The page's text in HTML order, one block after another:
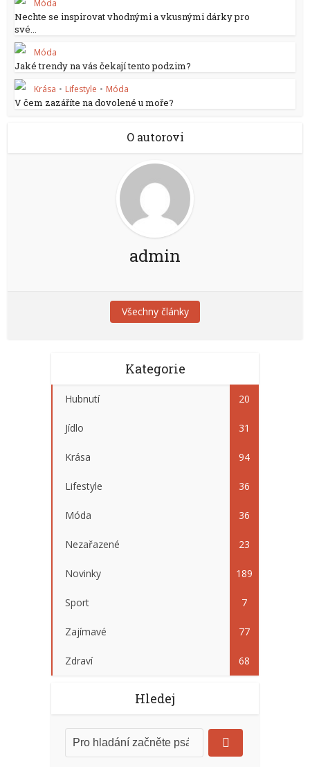
Móda
Nechte se inspirovat vhodnými a vkusnými dárky pro
své...
Móda
Jaké trendy na vás čekají tento podzim?
Krása • Lifestyle • Móda
V čem zazáříte na dovolené u moře?
O autorovi
admin
Všechny články
Kategorie
Hubnutí 20
Jídlo 31
Krása 94
Lifestyle 36
Móda 36
Nezařazené 23
Novinky 189
Sport 7
Zajímavé 77
Zdraví 68
Hledej